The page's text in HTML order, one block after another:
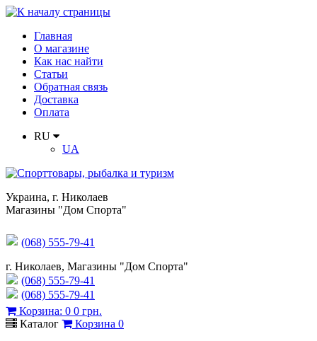
Главная
О магазине
Как нас найти
Статьи
Обратная связь
Доставка
Оплата
RU
UA
Украина, г. Николаев
Магазины "Дом Спорта"
(068) 555-79-41
г. Николаев, Магазины "Дом Спорта"
(068) 555-79-41
(068) 555-79-41
Корзина: 0 0 грн.
Каталог
Корзина 0